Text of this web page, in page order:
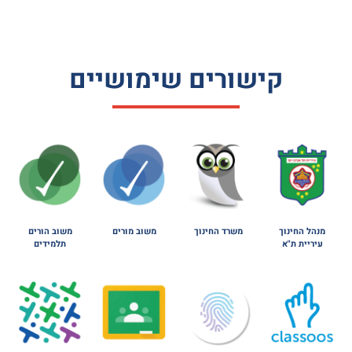
קישורים שימושיים
מנהל החינוך
עיריית ת"א
משרד החינוך משוב מורים
משוב הורים
תלמידים